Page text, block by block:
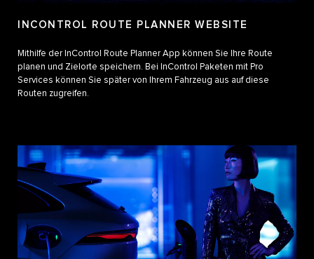
INCONTROL ROUTE PLANNER WEBSITE
Mithilfe der InControl Route Planner App können Sie Ihre Route
planen und Zielorte speichern. Bei InControl Paketen mit Pro
Services können Sie später von Ihrem Fahrzeug aus auf diese
Routen zugreifen.